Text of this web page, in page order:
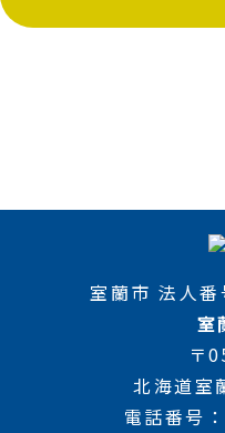
室蘭市 法人
室
〒
北海道室
電話番号